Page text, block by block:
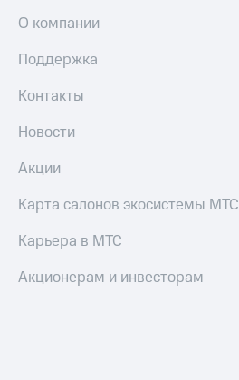
О компании
Поддержка
Контакты
Новости
Акции
Карта салонов экосистемы МТС
Карьера в МТС
Акционерам и инвесторам